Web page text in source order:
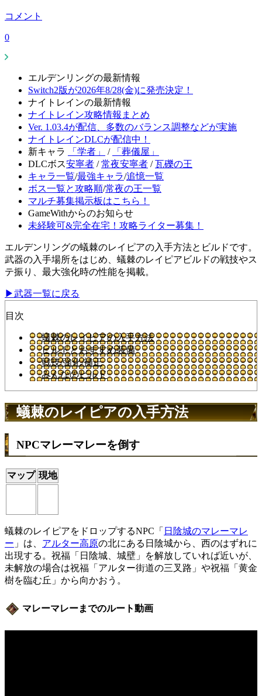
コメント
0
エルデンリングの最新情報
Switch2版が2026年8/28(金)に発売決定！
ナイトレインの最新情報
ナイトレイン攻略情報まとめ
Ver. 1.03.4が配信、多数のバランス調整などが実施
ナイトレインDLCが配信中！
新キャラ
「学者」 /
「葬儀屋」
DLCボス安寧者 /常夜安寧者 /瓦礫の王
キャラ一覧/最強キャラ/追憶一覧
ボス一覧と攻略順/常夜の王一覧
マルチ募集掲示板はこちら！
GameWithからのお知らせ
未経験可&完全在宅！攻略ライター募集！
エルデンリングの蟻棘のレイピアの入手方法とビルドです。
武器の入手場所をはじめ、蟻棘のレイピアビルドの戦技やス
テ振り、最大強化時の性能を掲載。
▶武器一覧に戻る
目次
蟻棘のレイピアの入手方法
ビルドとおすすめ装備
戦技/強化/補正
みんなのビルド
蟻棘のレイピアの入手方法
NPCマレーマレーを倒す
マップ 現地
蟻棘のレイピアをドロップするNPC「 日陰城のマレーマレ
ー 」は、 アルター高原の北にある日陰城から、西のはずれに
出現する。祝福「日陰城、城壁」を解放していれば近いが、
未解放の場合は祝福「アルター街道の三叉路」や祝福「黄金
樹を臨む丘」から向かおう。
マレーマレーまでのルート動画